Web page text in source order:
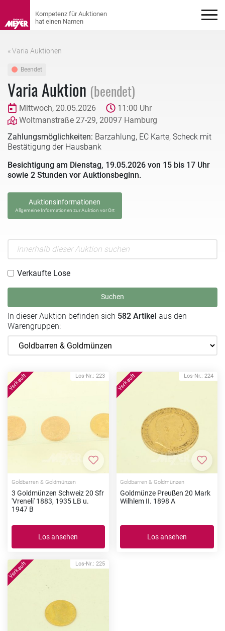
« Varia Auktionen
Beendet
Varia Auktion (beendet)
Mittwoch, 20.05.2026
11:00 Uhr
Woltmanstraße 27-29, 20097 Hamburg
Zahlungsmöglichkeiten: Barzahlung, EC Karte, Scheck mit
Bestätigung der Hausbank
Besichtigung am Dienstag, 19.05.2026 von 15 bis 17 Uhr
sowie 2 Stunden vor Auktionsbeginn.
Auktionsinformationen
Allgemeine Informationen zur Auktion vor Ort
Verkaufte Lose
Suchen
In dieser Auktion befinden sich 582 Artikel aus den
Warengruppen:
Los-Nr.: 223
Zur Merkliste hinzufügen
Goldbarren & Goldmünzen
3 Goldmünzen Schweiz 20 Sfr
'Vreneli' 1883, 1935 LB u.
1947 B
Los ansehen
Los-Nr.: 224
Zur
Goldbarren & Goldmünzen
Goldmünze Preußen 20 Mark
Wilhlem II. 1898 A
Los ansehen
Los-Nr.: 225